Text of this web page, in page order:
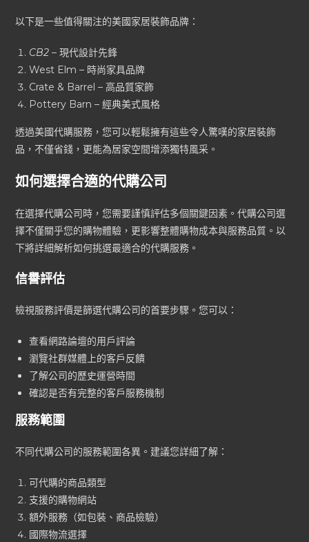
以下是一些值得關注的美國家居裝飾品牌：
CB2 – 現代設計先鋒
West Elm – 時尚家具品牌
Crate & Barrel – 高品質家飾
Pottery Barn – 經典美式風格
透過美國代購服務，您可以輕鬆擁有這些令人驚嘆的家居裝飾
品，不僅省錢，更能為居家空間增添獨特風采。
如何選擇合適的代購公司
在選擇代購公司時，您需要謹慎評估多個關鍵因素。代購公司選
擇不僅關乎您的購物體驗，更影響整體購物成本與服務品質。以
下將詳細解析如何挑選最適合的代購服務。
信譽評估
檢視服務評價是篩選代購公司的首要步驟。您可以：
查看網路論壇的用戶評論
瀏覽社群媒體上的客戶反饋
了解公司的歷史運營時間
確認是否有完整的客戶服務機制
服務範圍
不同代購公司的服務範圍各異。建議您詳細了解：
可代購的商品類型
支援的購物網站
額外服務（如包裝、商品檢驗）
國際物流選擇